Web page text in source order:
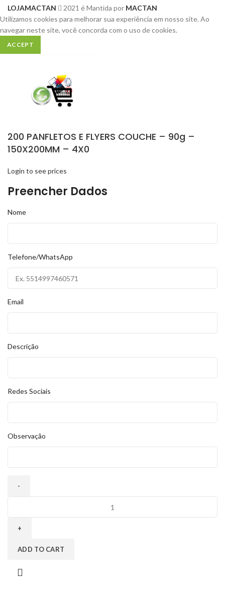
LOJAMACTAN 2021 é Mantida por MACTAN
Utilizamos cookies para melhorar sua experiência em nosso site. Ao
navegar neste site, você concorda com o uso de cookies.
ACCEPT
200 PANFLETOS E FLYERS COUCHE – 90g –
150X200MM – 4X0
Login to see prices
Preencher Dados
Nome
Telefone/WhatsApp
Email
Descrição
Redes Sociais
Observação
COUCHE
90g
ADD TO CART